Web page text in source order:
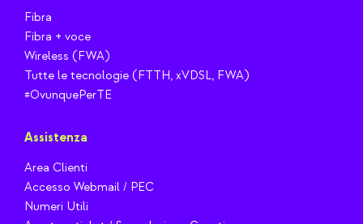
Fibra
Fibra + voce
Wireless (FWA)
Tutte le tecnologie (FTTH, xVDSL, FWA)
#OvunquePerTE
Assistenza
Area Clienti
Accesso Webmail / PEC
Numeri Utili